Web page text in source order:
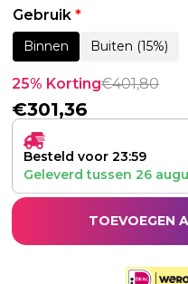
Gebruik *
Binnen Buiten (15%)
25% Korting€401,80
€301,36
Besteld voor 23:59
Geleverd tussen 26
TOEVOEGEN